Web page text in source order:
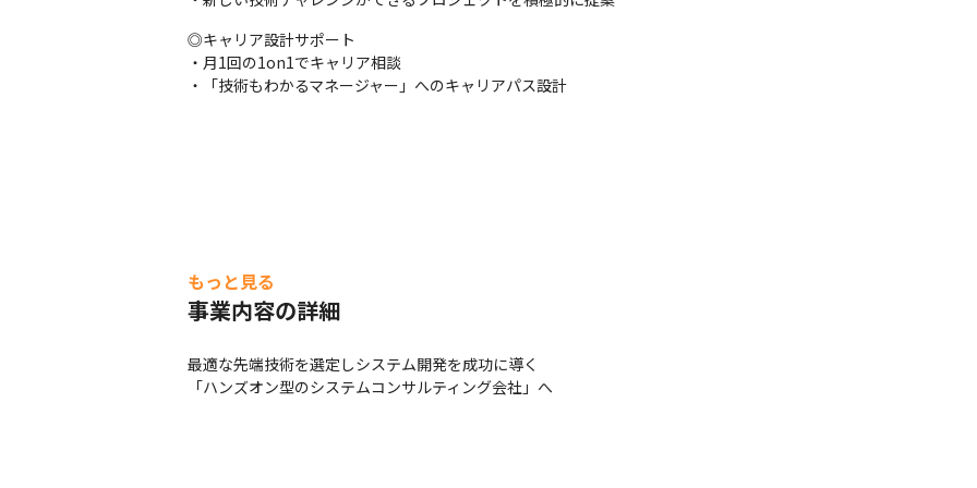
◎キャリア設計サポート
・月1回の1on1でキャリア相談
・「技術もわかるマネージャー」へのキャリアパス設計
もっと見る
事業内容の詳細
最適な先端技術を選定しシステム開発を成功に導く
「ハンズオン型のシステムコンサルティング会社」へ